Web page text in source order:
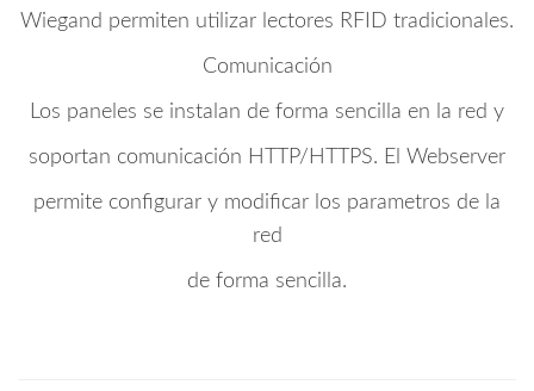
Wiegand permiten utilizar lectores RFID tradicionales.
Comunicación
Los paneles se instalan de forma sencilla en la red y
soportan comunicación HTTP/HTTPS. El Webserver
permite configurar y modificar los parametros de la
red
de forma sencilla.